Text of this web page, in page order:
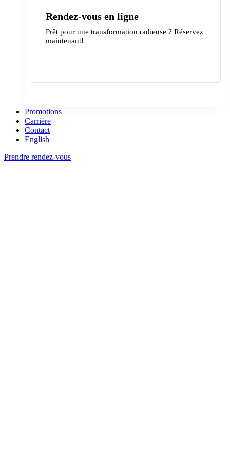
Rendez-vous en ligne
Prêt pour une transformation radieuse ? Réservez
maintenant!
Promotions
Carrière
Contact
English
Prendre rendez-vous